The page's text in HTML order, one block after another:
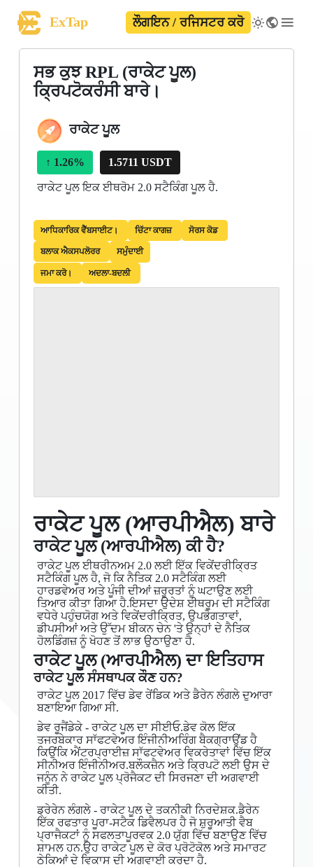
ExTap ਲੌਗਇਨ / ਰਜਿਸਟਰ ਕਰੋ
ਸਭ ਕੁਝ RPL (ਰਾਕੇਟ ਪੂਲ)
ਕ੍ਰਿਪਟੋਕਰੰਸੀ ਬਾਰੇ।
ਰਾਕੇਟ ਪੂਲ
↑ 1.26% 1.5711 USDT
ਰਾਕੇਟ ਪੂਲ ਇਕ ਈਥਰੋਮ 2.0 ਸਟੈਕਿੰਗ ਪੂਲ ਹੈ.
ਆਧਿਕਾਰਿਕ ਵੈੱਬਸਾਈਟ। ਚਿੱਟਾ ਕਾਗਜ਼ ਸੋਰਸ ਕੋਡ
ਬਲਾਕ ਐਕਸਪਲੋਰਰ ਸਮੁੰਦਾਈ
ਜਮਾ ਕਰੋ। ਅਦਲਾ-ਬਦਲੀ
ਰਾਕੇਟ ਪੂਲ (ਆਰਪੀਐਲ) ਬਾਰੇ
ਰਾਕੇਟ ਪੂਲ (ਆਰਪੀਐਲ) ਕੀ ਹੈ?
ਰਾਕੇਟ ਪੂਲ ਈਥਰੀਨਅਮ 2.0 ਲਈ ਇੱਕ ਵਿਕੇਂਦਰੀਕ੍ਰਿਤ
ਸਟੈਕਿੰਗ ਪੂਲ ਹੈ, ਜੋ ਕਿ ਨੈਤਿਕ 2.0 ਸਟੈਕਿੰਗ ਲਈ
ਹਾਰਡਵੇਅਰ ਅਤੇ ਪੂੰਜੀ ਦੀਆਂ ਜ਼ਰੂਰਤਾਂ ਨੂੰ ਘਟਾਉਣ ਲਈ
ਤਿਆਰ ਕੀਤਾ ਗਿਆ ਹੈ.ਇਸਦਾ ਉਦੇਸ਼ ਈਥਰੂਮ ਦੀ ਸਟੈਕਿੰਗ
ਵਧੇਰੇ ਪਹੁੰਚਯੋਗ ਅਤੇ ਵਿਕੇਂਦਰੀਕ੍ਰਿਤ, ਉਪਭੋਗਤਾਵਾਂ,
ਡੀਪਸੀਆਂ ਅਤੇ ਉੱਦਮ ਬੀਕਨ ਚੇਨ 'ਤੇ ਉਨ੍ਹਾਂ ਦੇ ਨੈਤਿਕ
ਹੋਲਡਿੰਗਜ਼ ਨੂੰ ਖੋਹਣ ਤੋਂ ਲਾਭ ਉਠਾਉਣਾ ਹੈ.
ਰਾਕੇਟ ਪੂਲ (ਆਰਪੀਐਲ) ਦਾ ਇਤਿਹਾਸ
ਰਾਕੇਟ ਪੂਲ ਸੰਸਥਾਪਕ ਕੌਣ ਹਨ?
ਰਾਕੇਟ ਪੂਲ 2017 ਵਿੱਚ ਡੇਵ ਰੇਂਡਿਕ ਅਤੇ ਡੈਰੇਨ ਲੰਗਲੇ ਦੁਆਰਾ
ਬਣਾਇਆ ਗਿਆ ਸੀ.
ਡੇਵ ਰੂਜੈਂਡੇਕੇ - ਰਾਕੇਟ ਪੂਲ ਦਾ ਸੀਈਓ.ਡੇਵ ਕੋਲ ਇੱਕ
ਤਜਰਬੇਕਾਰ ਸਾੱਫਟਵੇਅਰ ਇੰਜੀਨੀਅਰਿੰਗ ਬੈਕਗ੍ਰਾਉਂਡ ਹੈ
ਕਿਉਂਕਿ ਐਂਟਰਪ੍ਰਾਈਜ਼ ਸਾੱਫਟਵੇਅਰ ਵਿਕਰੇਤਾਵਾਂ ਵਿੱਚ ਇੱਕ
ਸੀਨੀਅਰ ਇੰਜੀਨੀਅਰ.ਬਲੌਕਜ਼ੈਨ ਅਤੇ ਕ੍ਰਿਪਟੋ ਲਈ ਉਸ ਦੇ
ਜਨੂੰਨ ਨੇ ਰਾਕੇਟ ਪੂਲ ਪ੍ਰੋਜੈਕਟ ਦੀ ਸਿਰਜਣਾ ਦੀ ਅਗਵਾਈ
ਕੀਤੀ.
ਡ੍ਰੇਰੇਨ ਲੰਗਲੇ - ਰਾਕੇਟ ਪੂਲ ਦੇ ਤਕਨੀਕੀ ਨਿਰਦੇਸ਼ਕ.ਡੈਰੇਨ
ਇੱਕ ਰਫਤਾਰ ਪੂਰਾ-ਸਟੈਕ ਡਿਵੈਲਪਰ ਹੈ ਜੋ ਸ਼ੁਰੂਆਤੀ ਵੈਬ
ਪ੍ਰਾਜੈਕਟਾਂ ਨੂੰ ਸਫਲਤਾਪੂਰਵਕ 2.0 ਯੁੱਗ ਵਿੱਚ ਬਣਾਉਣ ਵਿੱਚ
ਸ਼ਾਮਲ ਹਨ.ਉਹ ਰਾਕੇਟ ਪੂਲ ਦੇ ਕੋਰ ਪ੍ਰੋਟੋਕੋਲ ਅਤੇ ਸਮਾਰਟ
ਠੇਕਿਆਂ ਦੇ ਵਿਕਾਸ ਦੀ ਅਗਵਾਈ ਕਰਦਾ ਹੈ.